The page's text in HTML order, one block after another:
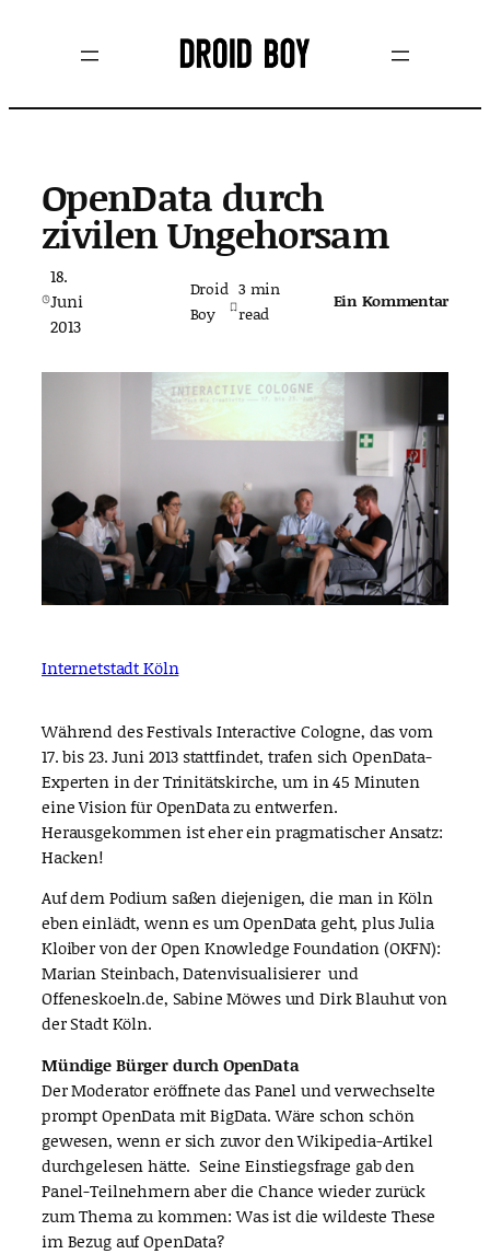
OpenData durch
zivilen Ungehorsam
18.
Juni
2013
Droid
Boy
3 min
read
Ein Kommentar
Internetstadt Köln
Während des Festivals Interactive Cologne, das vom
17. bis 23. Juni 2013 stattfindet, trafen sich OpenData-
Experten in der Trinitätskirche, um in 45 Minuten
eine Vision für OpenData zu entwerfen.
Herausgekommen ist eher ein pragmatischer Ansatz:
Hacken!
Auf dem Podium saßen diejenigen, die man in Köln
eben einlädt, wenn es um OpenData geht, plus Julia
Kloiber von der Open Knowledge Foundation (OKFN):
Marian Steinbach, Datenvisualisierer und
Offeneskoeln.de, Sabine Möwes und Dirk Blauhut von
der Stadt Köln.
Mündige Bürger durch OpenData
Der Moderator eröffnete das Panel und verwechselte
prompt OpenData mit BigData. Wäre schon schön
gewesen, wenn er sich zuvor den Wikipedia-Artikel
durchgelesen hätte. Seine Einstiegsfrage gab den
Panel-Teilnehmern aber die Chance wieder zurück
zum Thema zu kommen: Was ist die wildeste These
im Bezug auf OpenData?